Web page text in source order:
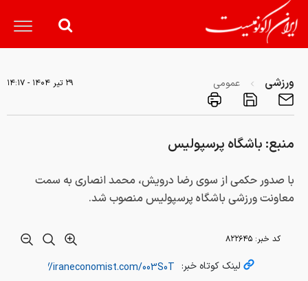
ورزشی عمومی ۲۹ تير ۱۴۰۴ - ۱۴:۱۷
منبع: باشگاه پرسپولیس
با صدور حکمی از سوی رضا درویش، محمد انصاری به سمت
معاونت ورزشی باشگاه پرسپولیس منصوب شد.
کد خبر: ۸۲۲۶۴۵
لینک کوتاه خبر: